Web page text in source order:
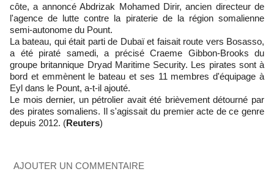
côte, a annoncé Abdrizak Mohamed Dirir, ancien directeur de
l'agence de lutte contre la piraterie de la région somalienne
semi-autonome du Pount.
La bateau, qui était parti de Dubaï et faisait route vers Bosasso,
a été piraté samedi, a précisé Craeme Gibbon-Brooks du
groupe britannique Dryad Maritime Security. Les pirates sont à
bord et emmènent le bateau et ses 11 membres d'équipage à
Eyl dans le Pount, a-t-il ajouté.
Le mois dernier, un pétrolier avait été brièvement détourné par
des pirates somaliens. Il s'agissait du premier acte de ce genre
depuis 2012. (Reuters)
AJOUTER UN COMMENTAIRE